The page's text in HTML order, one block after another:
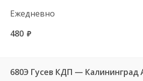
Ежедневно
480 руб.